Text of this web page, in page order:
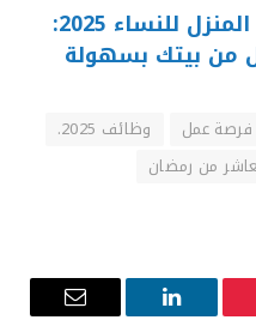
فرص عمل من المنزل للنساء 2025:
من بيتك بسهولة
فرصة عمل
وظائف 2025.
من رمضان
لينكدإن البريد